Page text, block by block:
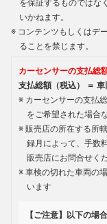
を保証するものではな
いかねます。
コンテンツもしくはデ
ることを禁じます。
カーセンサーの支払総
支払総額（税込） ＝
カーセンサーの支払
をご希望された場合
販売店の所在する所
録月によって、手数
販売店にお問合せく
車検の切れた車両の
います
【ご注意】以下の場